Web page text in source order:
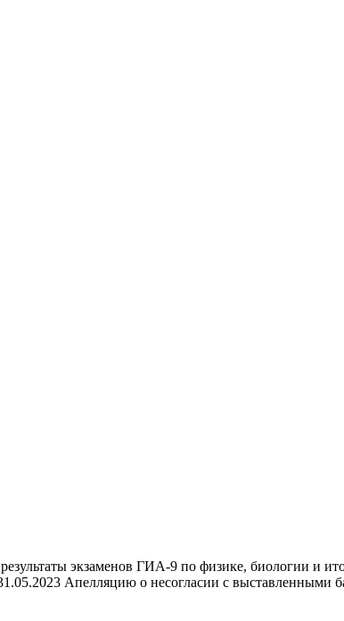
экзаменов ГИА-9 по физике, биологии и
Апелляцию о несогласии с